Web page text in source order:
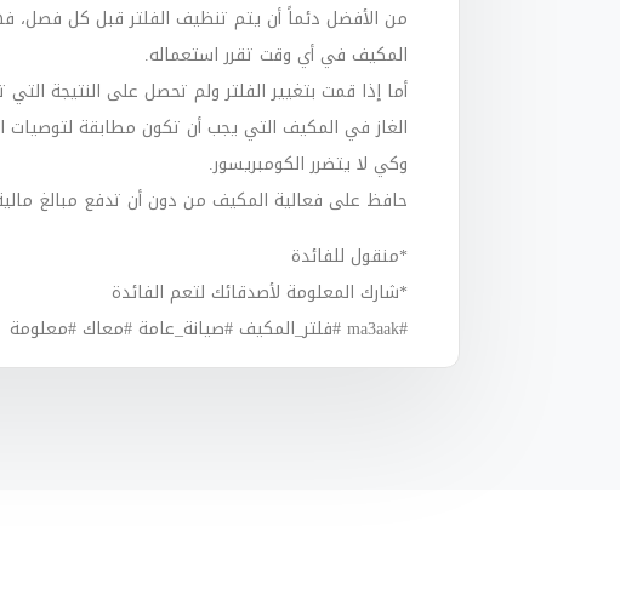
من الأفضل دئماً أن يتم تنظيف الفلتر قبل كل فصل،
المكيف في أي وقت تقرر استعماله.
أما إذا قمت بتغيير الفلتر ولم تحصل على النتيجة
الغاز في المكيف التي يجب أن تكون مطابقة
وكي لا يتضرر الكومبريسور.
حافظ على فعالية المكيف من دون أن تدفع مبالغ
*منقول للفائدة
*شارك المعلومة لأصدقائك لتعم الفائدة
#ma3aak #فلتر_المكيف #صيانة_عامة #معاك #معلومة